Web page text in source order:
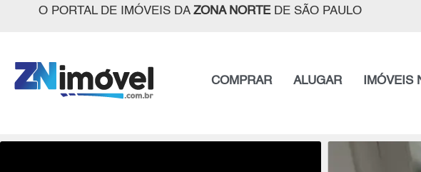
O PORTAL DE IMÓVEIS DA ZONA NORTEDE SÃO PAULO
COMPRAR ALUGAR IMÓVEIS